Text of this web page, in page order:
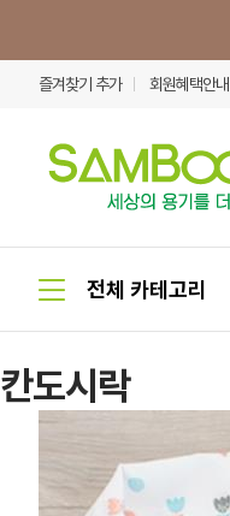
즐겨찾기 추가 회원혜택안내
칸도시락